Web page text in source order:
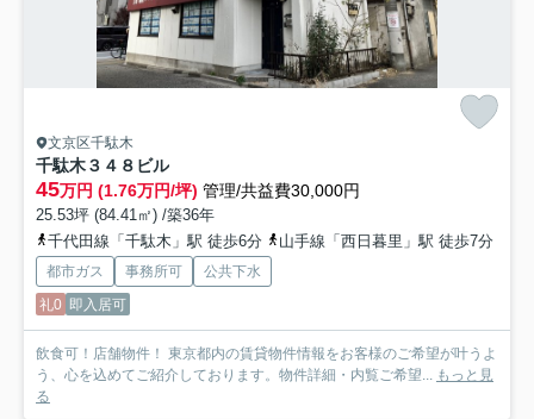
文京区千駄木
千駄木３４８ビル
45万円 (1.76万円/坪) 管理/共益費30,000円
25.53坪 (84.41㎡) /築36年
千代田線「千駄木」駅 徒歩6分
山手線「西日暮里」駅 徒歩7分
都市ガス 事務所可
公共下水
礼0 即入居可
飲食可！店舗物件！ 東京都内の賃貸物件情報をお客様のご希望が叶うよ
う、心を込めてご紹介しております。物件詳細・内覧ご希望... もっと見
る